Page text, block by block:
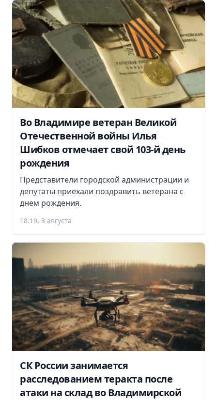
Во Владимире ветеран Великой
Отечественной войны Илья
Шибков отмечает свой 103-й день
рождения
Представители городской администрации и
депутаты приехали поздравить ветерана с
днем рождения.
18:19, 3 августа
СК России занимается
расследованием теракта после
атаки на склад во Владимирской